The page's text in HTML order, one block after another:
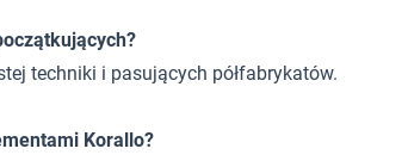
techniki i pasujących półfabrykatów.
Korallo?